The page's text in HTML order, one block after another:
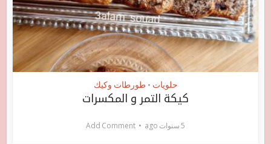
حلويات • طورطات وكيك
كيكة التمر و المكسرات
5 سنوات ago Add Comment